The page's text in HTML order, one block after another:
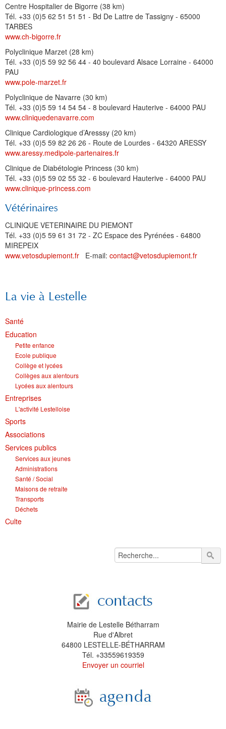
Centre Hospitalier de Bigorre (38 km)
Tél. +33 (0)5 62 51 51 51 - Bd De Lattre de Tassigny - 65000
TARBES
www.ch-bigorre.fr
Polyclinique Marzet (28 km)
Tél. +33 (0)5 59 92 56 44 - 40 boulevard Alsace Lorraine - 64000
PAU
www.pole-marzet.fr
Polyclinique de Navarre (30 km)
Tél. +33 (0)5 59 14 54 54 - 8 boulevard Hauterive - 64000 PAU
www.cliniquedenavarre.com
Clinique Cardiologique d’Aresssy (20 km)
Tél. +33 (0)5 59 82 26 26 - Route de Lourdes - 64320 ARESSY
www.aressy.medipole-partenaires.fr
Clinique de Diabétologie Princess (30 km)
Tél. +33 (0)5 59 02 55 32 - 6 boulevard Hauterive - 64000 PAU
www.clinique-princess.com
Vétérinaires
CLINIQUE VETERINAIRE DU PIEMONT
Tél. +33 (0)5 59 61 31 72 - ZC Espace des Pyrénées - 64800
MIREPEIX
www.vetosdupiemont.fr E-mail: contact@vetosdupiemont.fr
La vie à Lestelle
Santé
Education
Petite enfance
Ecole publique
Collège et lycées
Collèges aux alentours
Lycées aux alentours
Entreprises
L'activité Lestelloise
Sports
Associations
Services publics
Services aux jeunes
Administrations
Santé / Social
Maisons de retraite
Transports
Déchets
Culte
Mairie de Lestelle Bétharram
Rue d'Albret
64800 LESTELLE-BÉTHARRAM
Tél. +33559619359
Envoyer un courriel